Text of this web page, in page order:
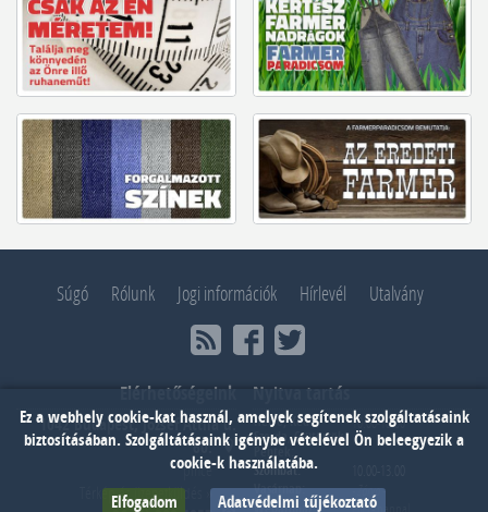
Súgó Rólunk Jogi információk Hírlevél Utalvány
Elérhetőségeink
1042 Budapest, József Attila u.
60.
pince
Térkép és üzenetküldés »
Nyitva tartás
Hétfő, Kedd,
Szerda, Csütörtök,
Péntek:
10.00-18.00
Szombat:
Vasárnap: - Zárva -
Webáruház:
Ez a webhely cookie-kat használ, amelyek segítenek szolgáltatásaink
biztosításában. Szolgáltátásaink igénybe vételével Ön beleegyezik a
cookie-k használatába.
Elfogadom
Adatvédelmi tűjékoztató